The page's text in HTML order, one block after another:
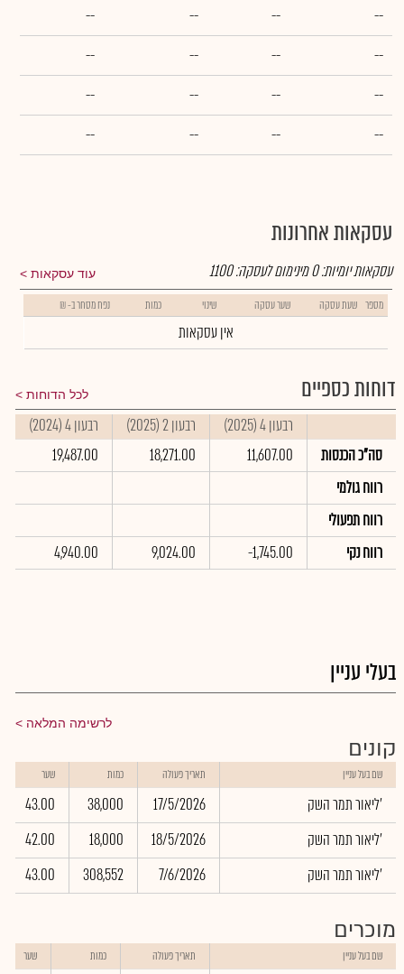
--
--
--
--
--
--
--
--
--
--
--
--
--
--
--
--
עסקאות אחרונות
עוד עסקאות עסקאות יומיות:0מינימום לעסקה:1100
מספר שעת עסקה שער עסקה שינוי כמות נפח מסחר ב- ₪
אין עסקאות
דוחות כספיים לכל הדוחות
רבעון 4 (2025) רבעון 2 (2025) רבעון 4 (2024)
סה"כ הכנסות
11,607.00
18,271.00
19,487.00
רווח גולמי
רווח תפעולי
רווח נקי
-1,745.00
9,024.00
4,940.00
בעלי עניין
לרשימה המלאה
קונים
שם בעל עניין תאריך פעולה כמות שער
ליאור תמר השק' 17/5/2026
38,000
43.00
ליאור תמר השק'
18/5/2026
18,000
42.00
ליאור תמר השק'
7/6/2026
308,552
43.00
מוכרים
שם בעל עניין תאריך פעולה כמות שער